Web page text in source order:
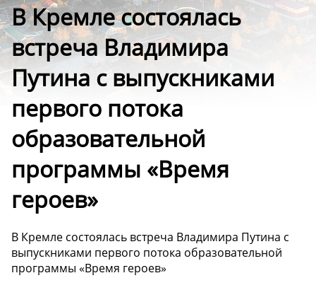
В Кремле состоялась
встреча Владимира
Путина с выпускниками
первого потока
образовательной
программы «Время
героев»
В Кремле состоялась встреча Владимира Путина с
выпускниками первого потока образовательной
программы «Время героев»